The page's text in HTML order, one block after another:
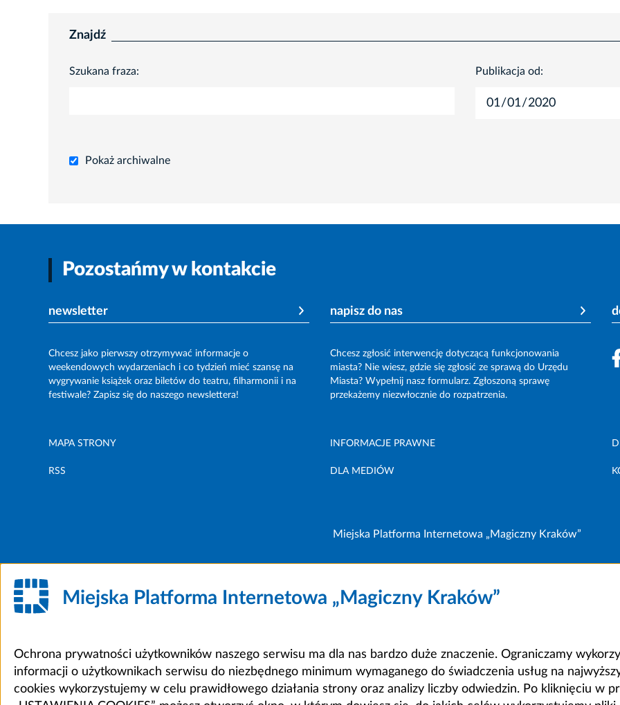
Znajdź
Szukana fraza: Publikacja od:
Pokaż archiwalne
Pozostańmy w kontakcie
newsletter
Chcesz jako pierwszy otrzymywać informacje o
weekendowych wydarzeniach i co tydzień mieć szansę na
wygrywanie książek oraz biletów do teatru, filharmonii i na
festiwale? Zapisz się do naszego newslettera!
napisz do nas
Chcesz zgłosić interwencję dotyczącą funkcjonowania
miasta? Nie wiesz, gdzie się zgłosić ze sprawą do Urzędu
Miasta? Wypełnij nasz formularz. Zgłoszoną sprawę
przekażemy niezwłocznie do rozpatrzenia.
MAPA STRONY INFORMACJE PRAWNE
RSS DLA MEDIÓW
Miejska Platforma Internetowa „Magiczny Kraków”
Miejska Platforma Internetowa „Magiczny Kraków”
Ochrona prywatności użytkowników naszego serwisu ma dla nas bardzo duże znaczenie. Ograniczamy
informacji o użytkownikach serwisu do niezbędnego minimum wymaganego do świadczenia usług na
cookies wykorzystujemy w celu prawidłowego działania strony oraz analizy liczby odwiedzin. Po kliknięciu w